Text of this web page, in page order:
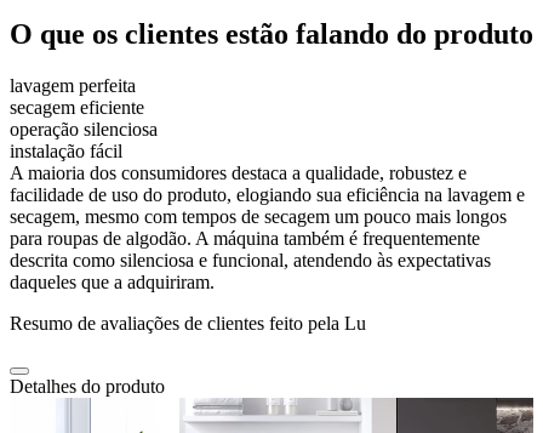
O que os clientes estão falando do produto
lavagem perfeita
secagem eficiente
operação silenciosa
instalação fácil
A maioria dos consumidores destaca a qualidade, robustez e
facilidade de uso do produto, elogiando sua eficiência na lavagem e
secagem, mesmo com tempos de secagem um pouco mais longos
para roupas de algodão. A máquina também é frequentemente
descrita como silenciosa e funcional, atendendo às expectativas
daqueles que a adquiriram.
Resumo de avaliações de clientes feito pela Lu
Detalhes do produto